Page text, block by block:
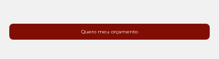
Quero meu orçamento